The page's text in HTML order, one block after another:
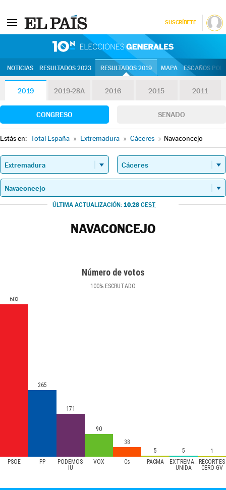
SUSCRÍBETE
NOTICIAS RESULTADOS 2023 RESULTADOS 2019 MAPA ESCAÑOS
2019 2019-28A 2016 2015 2011
CONGRESO SENADO
Estás en: Total España » Extremadura » Cáceres » Navaconcejo
ÚLTIMA ACTUALIZACIÓN: 10.28 CEST
NAVACONCEJO
Número de votos
100% ESCRUTADO
PSOE PP
PODEMOS-
IU
VOX Cs PACMA
EXTREMADURA
UNIDA
RECORTES
CERO-GV
603
265
171
90
38
5
5 1